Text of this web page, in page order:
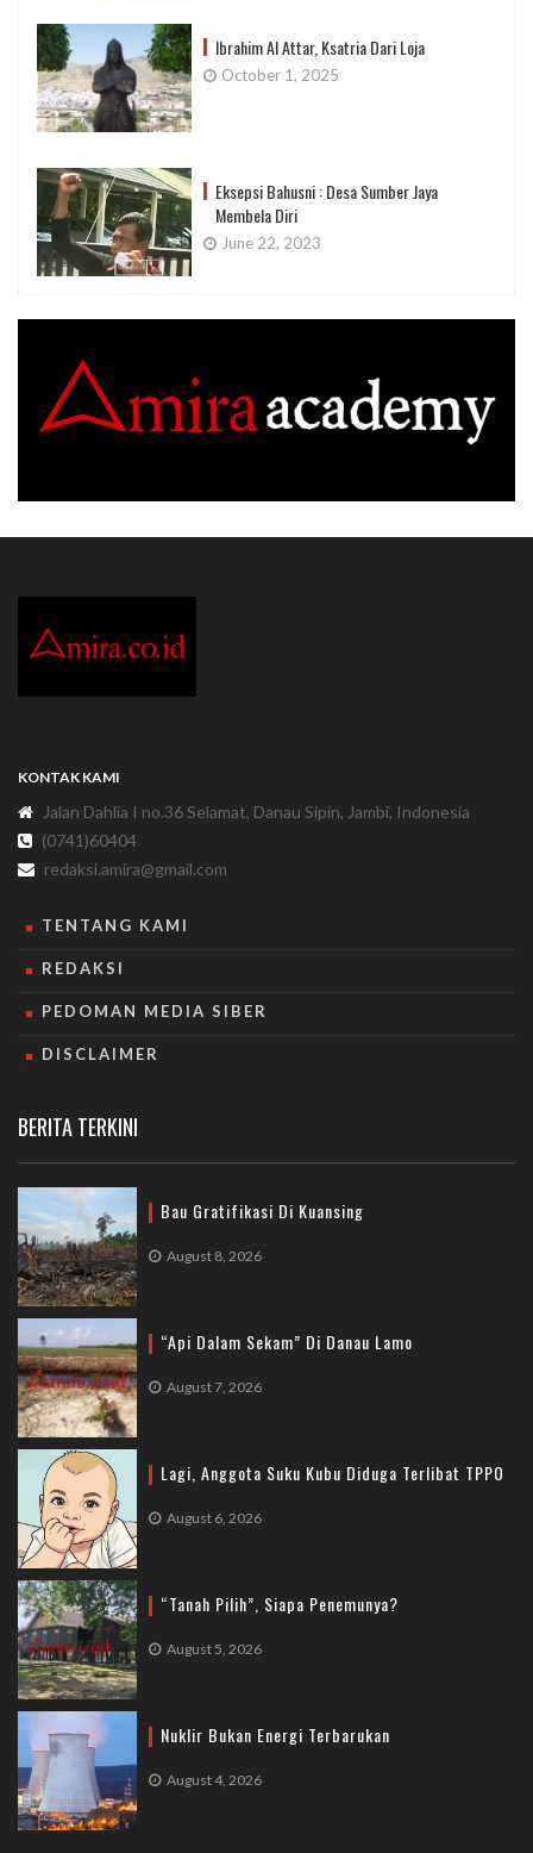
Ibrahim Al Attar, Ksatria Dari Loja
October 1, 2025
Eksepsi Bahusni : Desa Sumber Jaya
Membela Diri
June 22, 2023
KONTAK KAMI
Jalan Dahlia I no.36 Selamat, Danau Sipin, Jambi, Indonesia
(0741)60404
redaksi.amira@gmail.com
TENTANG KAMI
REDAKSI
PEDOMAN MEDIA SIBER
DISCLAIMER
BERITA TERKINI
Bau Gratifikasi Di Kuansing
August 8, 2026
“Api Dalam Sekam” Di Danau Lamo
August 7, 2026
Lagi, Anggota Suku Kubu Diduga Terlibat TPPO
August 6, 2026
“Tanah Pilih”, Siapa Penemunya?
August 5, 2026
Nuklir Bukan Energi Terbarukan
August 4, 2026